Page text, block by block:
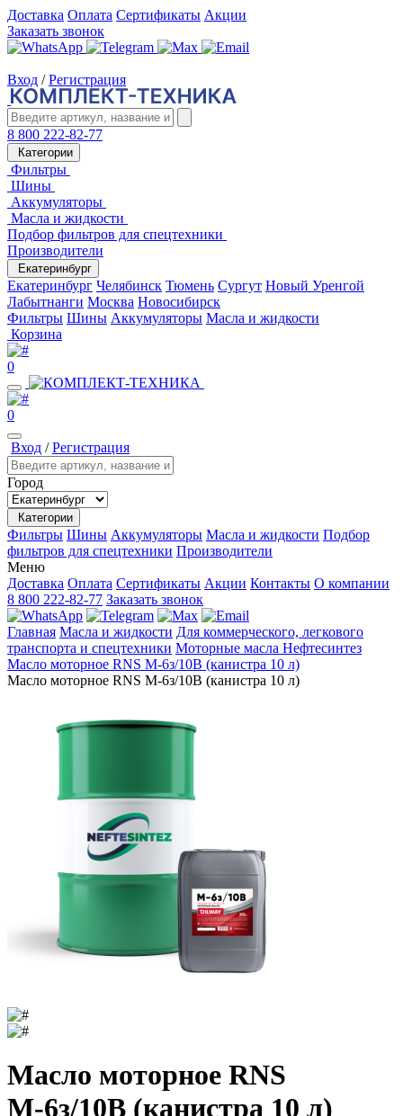
Доставка Оплата Сертификаты Акции
Заказать звонок
Вход / Регистрация
8 800 222-82-77
Категории
Фильтры
Шины
Аккумуляторы
Масла и жидкости
Подбор фильтров для спецтехники
Производители
Екатеринбург
Екатеринбург Челябинск Тюмень Сургут Новый Уренгой
Лабытнанги Москва Новосибирск
Фильтры Шины Аккумуляторы Масла и жидкости
Корзина
0
0
Вход /Регистрация
Город
Категории
Фильтры Шины Аккумуляторы Масла и жидкости Подбор
фильтров для спецтехники Производители
Меню
Доставка Оплата Сертификаты Акции Контакты О компании
8 800 222-82-77 Заказать звонок
Главная Масла и жидкости Для коммерческого, легкового
транспорта и спецтехники Моторные масла Нефтесинтез
Масло моторное RNS М-6з/10В (канистра 10 л)
Масло моторное RNS М-6з/10В (канистра 10 л)
Масло моторное RNS
М-6з/10В (канистра 10 л)